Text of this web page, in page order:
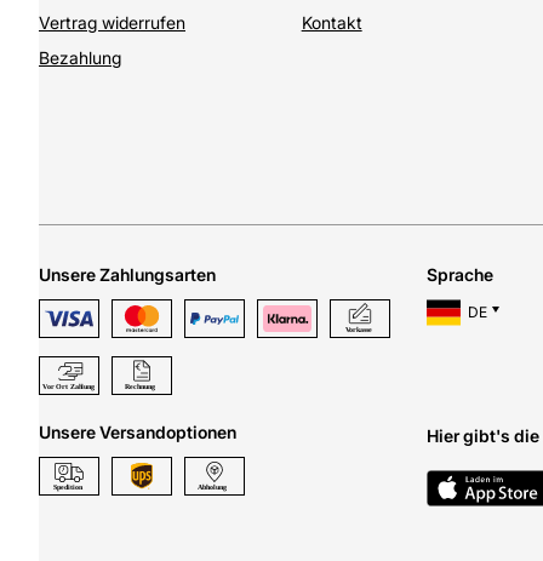
Vertrag widerrufen
Bezahlung
Kontakt
Unsere Zahlungsarten
Unsere Versandoptionen
Sprache
DE
Hier gibt's